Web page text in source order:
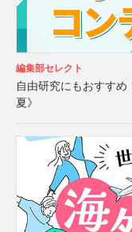
編集部セレクト
自由研究にもおすす
夏》